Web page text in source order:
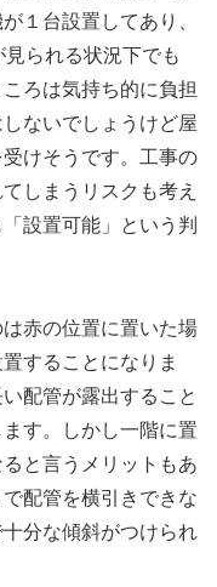
１台設置してあり、
られる状況下でも
ろは気持ち的に負担
ないでしょうけど屋
けそうです。工事の
しまうリスクも考え
設置可能」という判
赤の位置に置いた場
することになりま
配管が露出すること
す。しかし一階に置
と言うメリットもあ
配管を横引きできな
分な傾斜がつけられ